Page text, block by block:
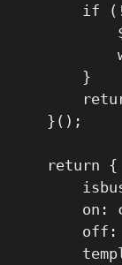
if
        }
    }();
    return {
on:
off: